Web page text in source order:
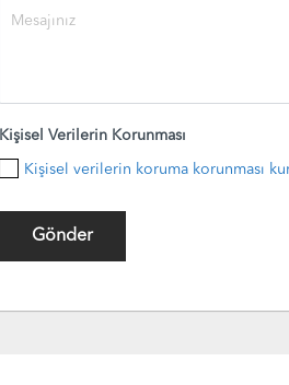
Kişisel Verilerin Korunması
Kişisel verilerin koruma korunması